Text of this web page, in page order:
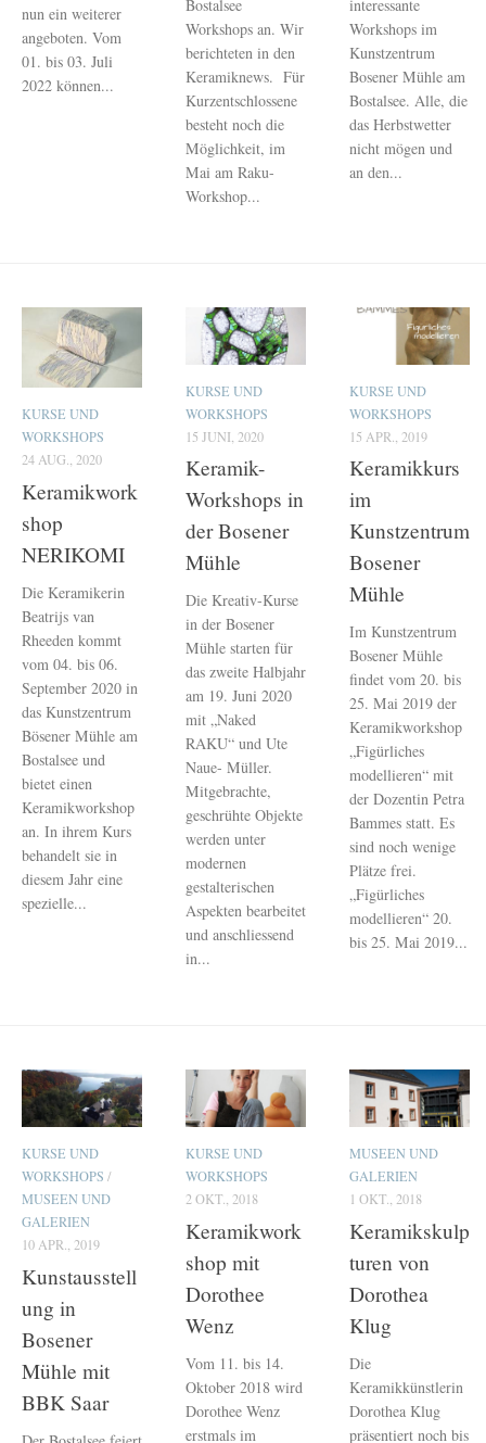
nun ein weiterer
angeboten. Vom
01. bis 03. Juli
2022 können...
Bostalsee
Workshops an. Wir
berichteten in den
Keramiknews. Für
Kurzentschlossene
besteht noch die
Möglichkeit, im
Mai am Raku-
Workshop...
interessante
Workshops im
Kunstzentrum
Bosener Mühle am
Bostalsee. Alle, die
das Herbstwetter
nicht mögen und
an den...
KURSE UND
WORKSHOPS
24 AUG., 2020
Keramikwork
shop
NERIKOMI
Die Keramikerin
Beatrijs van
Rheeden kommt
vom 04. bis 06.
September 2020 in
das Kunstzentrum
Bösener Mühle am
Bostalsee und
bietet einen
Keramikworkshop
an. In ihrem Kurs
behandelt sie in
diesem Jahr eine
spezielle...
KURSE UND
WORKSHOPS
15 JUNI, 2020
Keramik-
Workshops in
der Bosener
Mühle
Die Kreativ-Kurse
in der Bosener
Mühle starten für
das zweite Halbjahr
am 19. Juni 2020
mit „Naked
RAKU“ und Ute
Naue- Müller.
Mitgebrachte,
geschrühte Objekte
werden unter
modernen
gestalterischen
Aspekten bearbeitet
und anschliessend
in...
KURSE UND
WORKSHOPS
15 APR., 2019
Keramikkurs
im
Kunstzentrum
Bosener
Mühle
Im Kunstzentrum
Bosener Mühle
findet vom 20. bis
25. Mai 2019 der
Keramikworkshop
„Figürliches
modellieren“ mit
der Dozentin Petra
Bammes statt. Es
sind noch wenige
Plätze frei.
„Figürliches
modellieren“ 20.
bis 25. Mai 2019...
KURSE UND
WORKSHOPS /
MUSEEN UND
GALERIEN
10 APR., 2019
Kunstausstell
ung in
Bosener
Mühle mit
BBK Saar
KURSE UND
WORKSHOPS
2 OKT., 2018
Keramikwork
shop mit
Dorothee
Wenz
Vom 11. bis 14.
Oktober 2018 wird
Dorothee Wenz
erstmals im
MUSEEN UND
GALERIEN
1 OKT., 2018
Keramikskulp
turen von
Dorothea
Klug
Die
Keramikkünstlerin
Dorothea Klug
präsentiert noch bis